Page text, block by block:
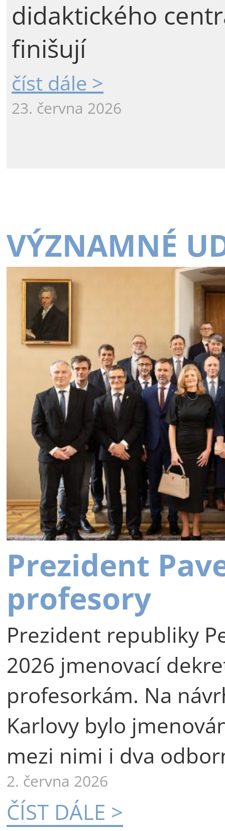
didaktického
finišují
číst dále >
23. června 2026
VÝZNAMNÉ
Prezident
profesory
Prezident republiky
2026 jmenovací
profesorkám. Na
Karlovy bylo
mezi nimi i dva
2. června 2026
ČÍST DÁLE >